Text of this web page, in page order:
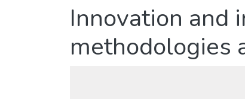
Innovation and
methodologies